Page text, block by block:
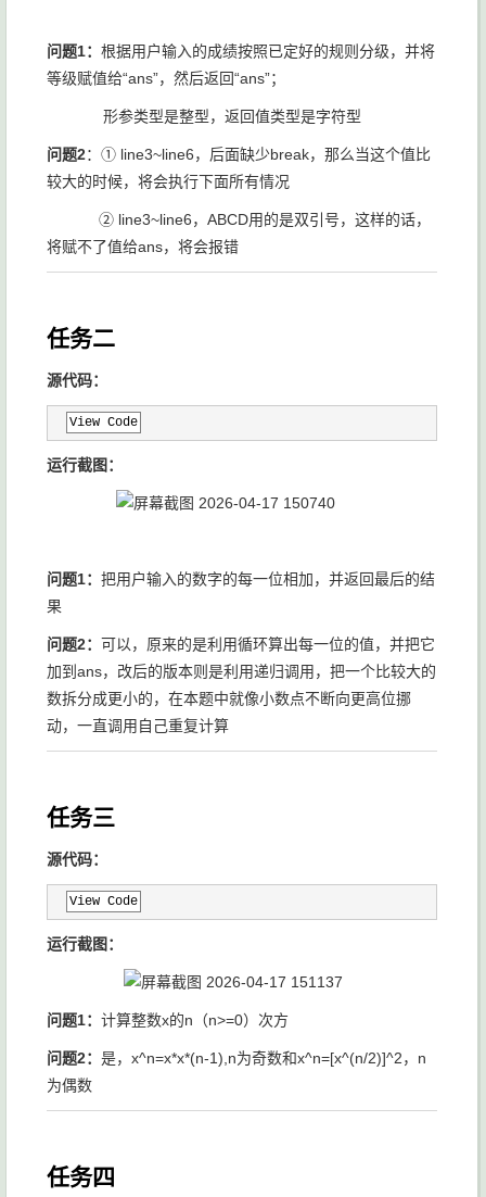
问题1： 根据用户输入的成绩按照已定好的规则分级，并将
等级赋值给“ans”，然后返回“ans”；
形参类型是整型，返回值类型是字符型
问题2：① line3~line6，后面缺少break，那么当这个值比
较大的时候，将会执行下面所有情况
② line3~line6，ABCD用的是双引号，这样的话，
将赋不了值给ans，将会报错
任务二
源代码：
View Code
运行截图：
问题1： 把用户输入的数字的每一位相加，并返回最后的结
果
问题2： 可以，原来的是利用循环算出每一位的值，并把它
加到ans，改后的版本则是利用递归调用，把一个比较大的
数拆分成更小的，在本题中就像小数点不断向更高位挪
动，一直调用自己重复计算
任务三
源代码：
View Code
运行截图：
问题1： 计算整数x的n（n>=0）次方
问题2： 是，x^n=x*x*(n-1),n为奇数和x^n=[x^(n/2)]^2，n
为偶数
任务四